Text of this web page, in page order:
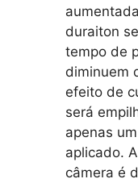
duraiton
tempo de
diminuem
efeito de
será
apenas
aplicado.
câmera é